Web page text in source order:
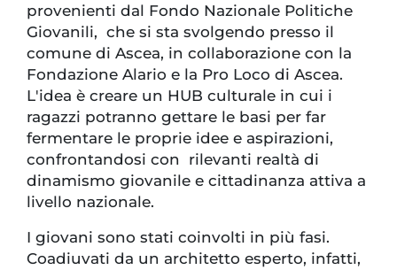
provenienti dal Fondo Nazionale Politiche
Giovanili, che si sta svolgendo presso il
comune di Ascea, in collaborazione con la
Fondazione Alario e la Pro Loco di Ascea.
L'idea è creare un HUB culturale in cui i
ragazzi potranno gettare le basi per far
fermentare le proprie idee e aspirazioni,
confrontandosi con rilevanti realtà di
dinamismo giovanile e cittadinanza attiva a
livello nazionale.
I giovani sono stati coinvolti in più fasi.
Coadiuvati da un architetto esperto, infatti,